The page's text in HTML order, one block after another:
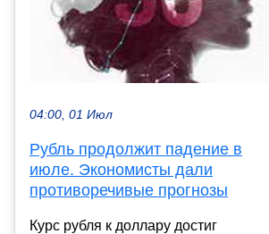
04:00, 01 Июл
Рубль продолжит падение в
июле. Экономисты дали
противоречивые прогнозы
Курс рубля к доллару достиг